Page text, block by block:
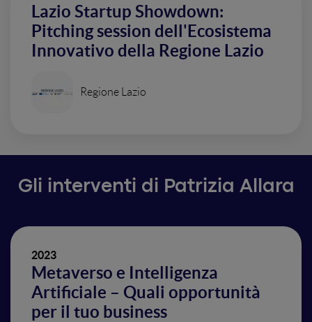
Lazio Startup Showdown:
Pitching session dell'Ecosistema
Innovativo della Regione Lazio
Regione Lazio
Gli interventi di Patrizia Allara
2023
Metaverso e Intelligenza
Artificiale – Quali opportunità
per il tuo business